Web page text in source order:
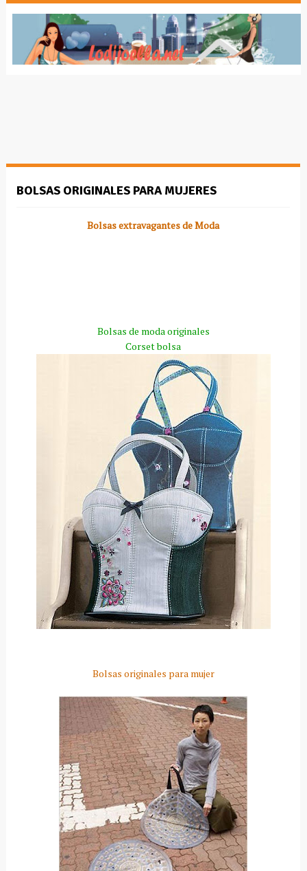
BOLSAS ORIGINALES PARA MUJERES
Bolsas extravagantes de Moda
Bolsas de moda originales
Corset bolsa
Bolsas originales para mujer